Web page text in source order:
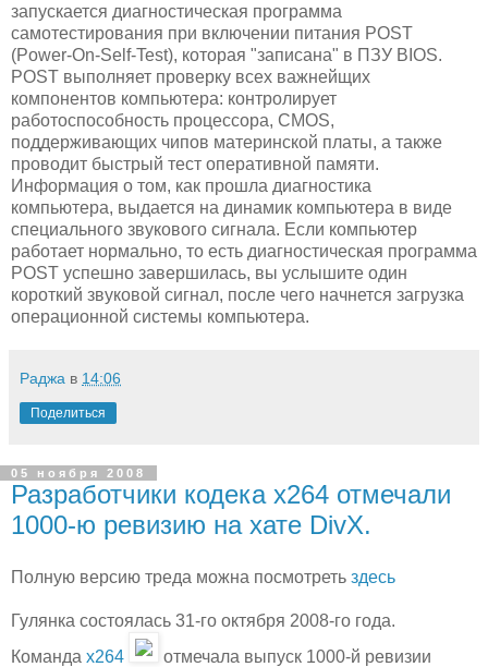
запускается диагностическая программа
самотестирования при включении питания POST
(Power-On-Self-Test), которая "записана" в ПЗУ BIOS.
POST выполняет проверку всех важнейщих
компонентов компьютера: контролирует
работоспособность процессора, CMOS,
поддерживающих чипов материнской платы, а также
проводит быстрый тест оперативной памяти.
Информация о том, как прошла диагностика
компьютера, выдается на динамик компьютера в виде
специального звукового сигнала. Если компьютер
работает нормально, то есть диагностическая программа
POST успешно завершилась, вы услышите один
короткий звуковой сигнал, после чего начнется загрузка
операционной системы компьютера.
Раджа в 14:06
Поделиться
05 ноября 2008
Разработчики кодека x264 отмечали
1000-ю ревизию на хате DivX.
Полную версию треда можна посмотреть здесь
Гулянка состоялась 31-го октября 2008-го года.
Команда x264
отмечала выпуск 1000-й ревизии